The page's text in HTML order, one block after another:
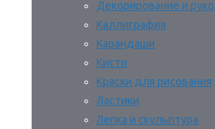
Декорирование и
Каллиграфия
Карандаши
Кисти
Краски для рисования
Ластики
Лепка и скульптура